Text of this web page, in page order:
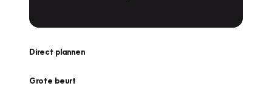
Direct plannen
Grote beurt